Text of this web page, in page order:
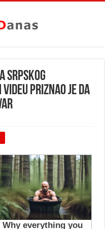
SRPSKOG
videu priznao je da